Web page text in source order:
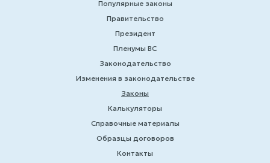
Популярные законы
Правительство
Президент
Пленумы ВС
Законодательство
Изменения в законодательстве
Законы
Калькуляторы
Справочные материалы
Образцы договоров
Контакты